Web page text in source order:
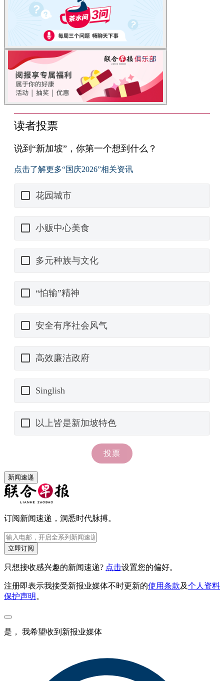
新闻速递
订阅新闻速递，洞悉时代脉搏。
立即订阅
只想接收感兴趣的新闻速递? 点击设置您的偏好。
注册即表示我接受新报业媒体不时更新的使用条款及个人资料
保护声明 。
是， 我希望收到新报业媒体